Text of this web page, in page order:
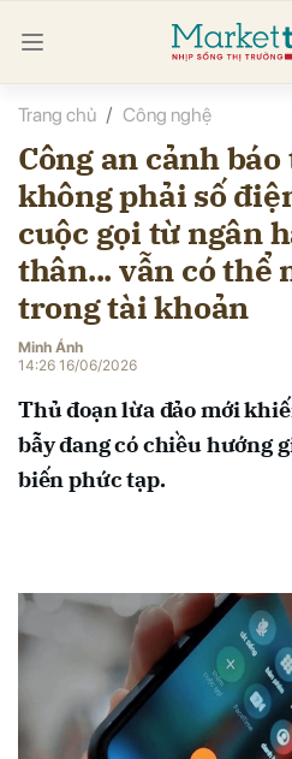
Trang chủ Công nghệ
Công an cảnh
không phải số
cuộc gọi từ ngân
thân... vẫn có thể
trong tài khoản
Minh Ánh
14:26 16/06/2026
Thủ đoạn lừa đảo mới
bẫy đang có chiều hướng
biến phức tạp.
luận